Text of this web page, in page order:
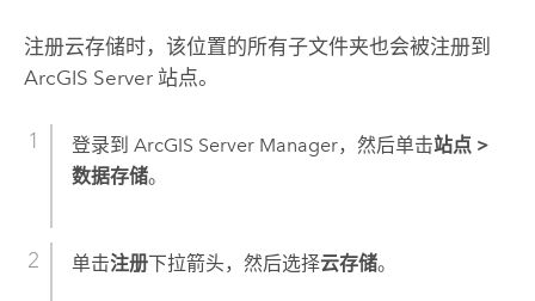
注册云存储时，该位置的所有子文件夹也会被注册到
ArcGIS Server站点。
登录到 ArcGIS Server Manager，然后单击站点 >
数据存储。
单击注册下拉箭头，然后选择云存储。